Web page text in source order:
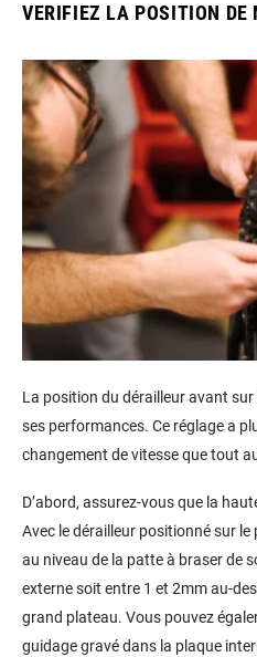
VERIFIEZ LA POSITION DE
La position du dérailleur avant
ses performances. Ce réglage a
changement de vitesse que tout
D’abord, assurez-vous que la
Avec le dérailleur positionné sur
au niveau de la patte à braser de
externe soit entre 1 et 2mm au-
grand plateau. Vous pouvez
guidage gravé dans la plaque